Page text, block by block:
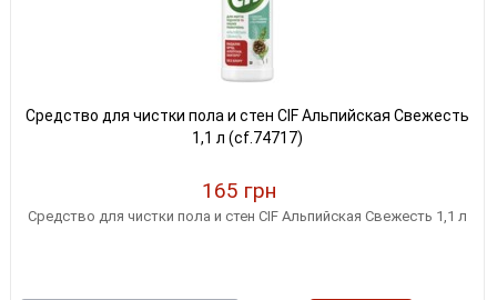
Средство для чистки пола и стен CIF Альпийская Свежесть
1,1 л (cf.74717)
165 грн
Средство для чистки пола и стен CIF Альпийская Свежесть 1,1 л